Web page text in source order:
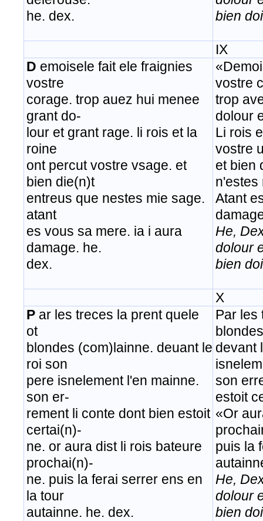
he. dex.
bien
IX
D emoisele fait ele fraignies
vostre
corage. trop auez hui menee
grant do-
lour et grant rage. li rois et la
roine
ont percut vostre vsage. et
bien die(n)t
entreus que nestes mie sage.
atant
es vous sa mere. ia i aura
damage. he.
dex.
vostre
trop
dolour
Li rois
vostre
et bien
n'estes
Atant
He,
dolour
bien
X
P ar les treces la prent quele
ot
blondes (com)lainne. deuant le
roi son
pere isnelement l'en mainne.
son er-
rement li conte dont bien estoit
certai(n)-
ne. or aura dist li rois bateure
prochai(n)-
ne. puis la ferai serrer ens en
la tour
autainne. he. dex.
Par les
devant
son
estoit
«Or
puis la
He,
dolour
bien